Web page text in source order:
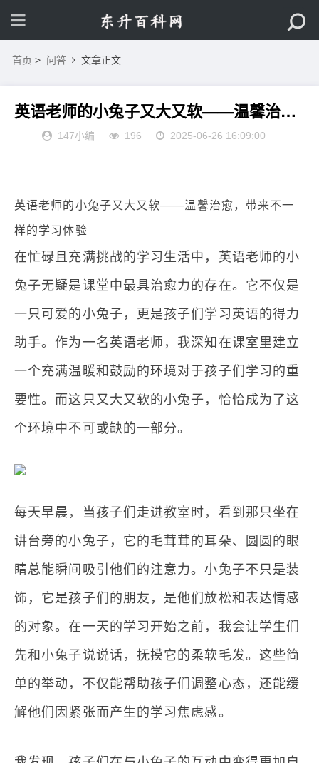
首页 > 问答 文章正文
英语老师的小兔子又大又软——温馨治愈，带来不一样的学习体验
147小编 196 2025-06-26 16:09:00
英语老师的小兔子又大又软——温馨治愈，带来不一
样的学习体验
在忙碌且充满挑战的学习生活中，英语老师的小
兔子无疑是课堂中最具治愈力的存在。它不仅是
一只可爱的小兔子，更是孩子们学习英语的得力
助手。作为一名英语老师，我深知在课室里建立
一个充满温暖和鼓励的环境对于孩子们学习的重
要性。而这只又大又软的小兔子，恰恰成为了这
个环境中不可或缺的一部分。
每天早晨，当孩子们走进教室时，看到那只坐在
讲台旁的小兔子，它的毛茸茸的耳朵、圆圆的眼
睛总能瞬间吸引他们的注意力。小兔子不只是装
饰，它是孩子们的朋友，是他们放松和表达情感
的对象。在一天的学习开始之前，我会让学生们
先和小兔子说说话，抚摸它的柔软毛发。这些简
单的举动，不仅能帮助孩子们调整心态，还能缓
解他们因紧张而产生的学习焦虑感。